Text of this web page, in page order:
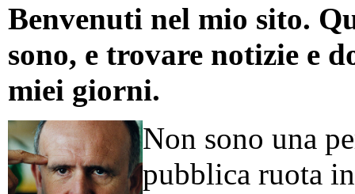
Benvenuti nel mio sito.
sono, e trovare notizie e
miei giorni.
Non sono una
pubblica ruota